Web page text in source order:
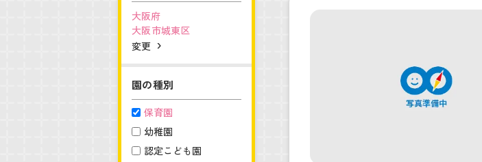
大阪府
大阪市城東区
変更
園の種別
保育園
幼稚園
認定こども園